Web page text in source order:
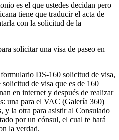
es el que ustedes decidan pero
tiene que traducir el acta de
con la solicitud de la
solicitar una visa de paseo en
DS-160 solicitud de visa,
de visa que es de 160
en internet y después de realizar
una para el VAC (Galería 360)
y la otra para asistir al Consulado
por un cónsul, el cual te hará
la verdad.